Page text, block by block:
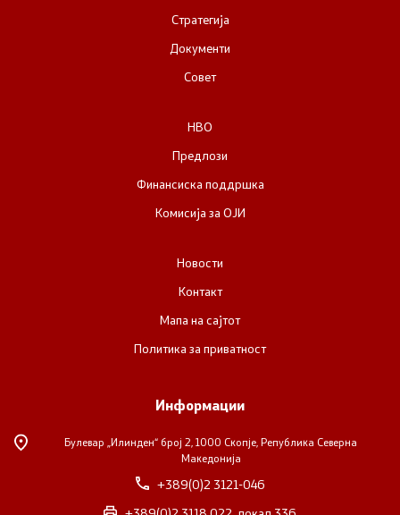
Отворени денови за иницијативи на граѓанските
Документи
Стратегија
Документи
Совет
НВО
Предлози
Финансиска поддршка
Комисија за ОЈИ
Новости
Контакт
Мапа на сајтот
Политика за приватност
Информации
Булевар „Илинден“ број 2, 1000 Скопје, Република Северна
Македонија
+389(0)2 3121-046